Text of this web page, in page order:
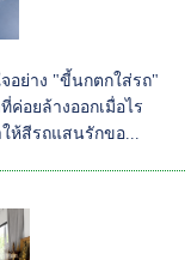
อย่าง "ขี้นกตกใส่รถ"
ค่อยล้างออกเมื่อไร
ห้สีรถแสนรักขอ...